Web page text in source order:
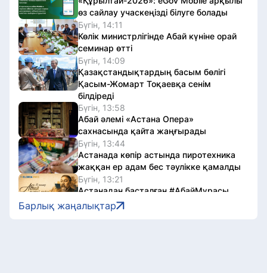
өз сайлау учаскеңізді білуге болады
Бүгін, 14:11
Көлік министрлігінде Абай күніне орай
семинар өтті
Бүгін, 14:09
Қазақстандықтардың басым бөлігі
Қасым-Жомарт Тоқаевқа сенім
білдіреді
Бүгін, 13:58
Абай әлемі «Астана Опера»
сахнасында қайта жаңғырады
Бүгін, 13:44
Астанада көпір астында пиротехника
жаққан ер адам бес тәулікке қамалды
Бүгін, 13:21
Астанадан басталған #АбайМұрасы
видеочелленджі өңірлерге жол тартты
Бүгін, 13:02
Барлық жаңалықтар